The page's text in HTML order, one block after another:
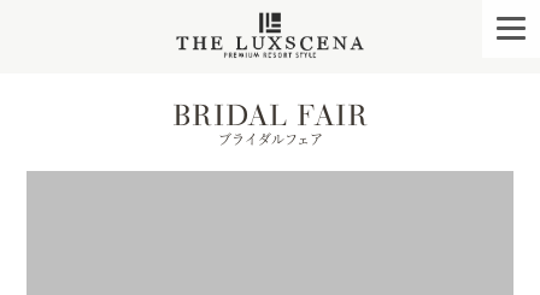
クレアージュ リゾ
BRIDAL FAIR
ブライダルフェア